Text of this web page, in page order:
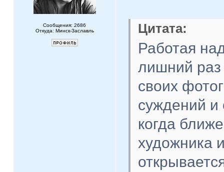
Сообщения: 2686
Откуда: Минск-Заславль
Цитата:
Работая
лишний
своих
суждений и
когда
художника